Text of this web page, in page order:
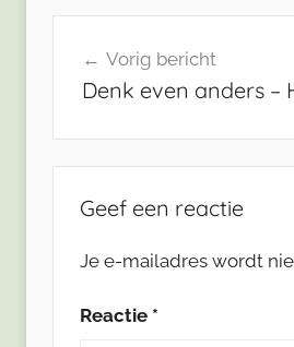
navigatie
Vorig bericht
Denk even anders –
Geef een reactie
Je e-mailadres wordt
Reactie *